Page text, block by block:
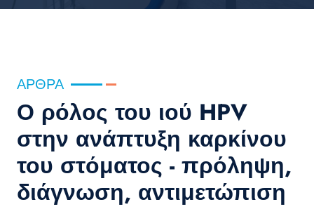
ΆΡΘΡΑ
Ο ρόλος του ιού HPV
στην ανάπτυξη καρκίνου
του στόματος - πρόληψη,
διάγνωση, αντιμετώπιση